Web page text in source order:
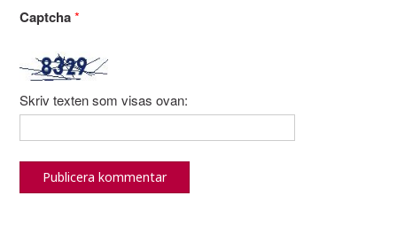
Captcha*
Skriv texten som visas ovan: